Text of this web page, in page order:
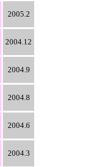
2005.2
2004.12
2004.9
2004.8
2004.6
2004.3